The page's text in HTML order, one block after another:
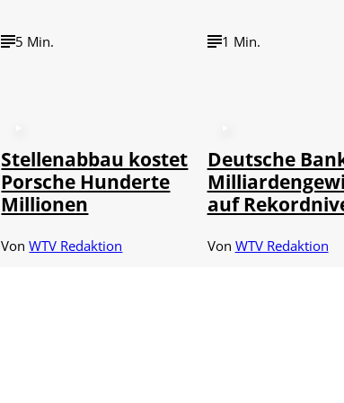
5 Min. 1 Min.
Stellenabbau kostet
Porsche Hunderte
Millionen
VonWTV Redaktion
Deutsche
auf
Von WTV Redaktion